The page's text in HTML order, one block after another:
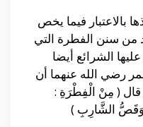
بالاعتبار فيما يخص
من سنن الفطرة التي
الشرائع أيضا
رضي الله عنهما أن
( مِنْ الْفِطْرَةِ :
وَقَصُّ الشَّارِبِ )